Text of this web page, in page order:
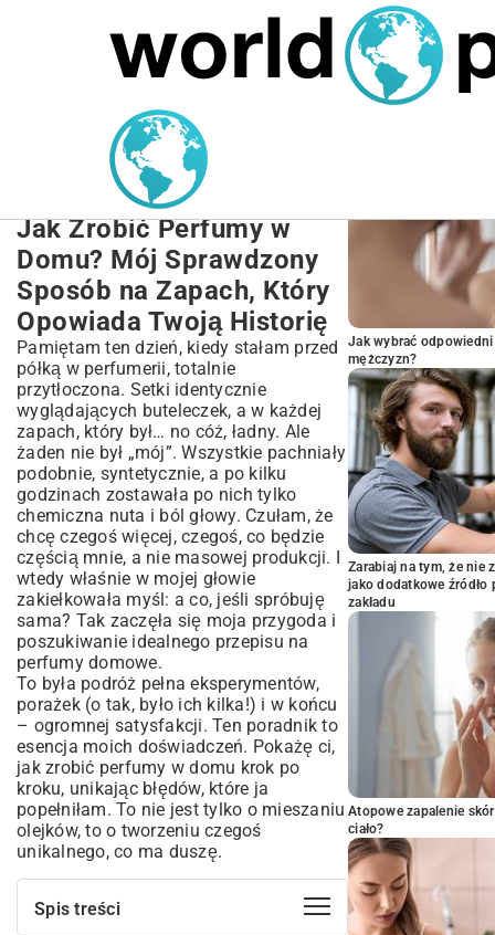
MARIUSZ ŁAMAGA 27.09.2025
Przepis na Perfumy
Domowe: Stwórz Swój
Naturalny Zapach DIY
Jak Zrobić Perfumy w
Domu? Mój Sprawdzony
Sposób na Zapach, Który
Opowiada Twoją Historię
Pamiętam ten dzień, kiedy stałam przed
półką w perfumerii, totalnie
przytłoczona. Setki identycznie
wyglądających buteleczek, a w każdej
zapach, który był… no cóż, ładny. Ale
żaden nie był „mój”. Wszystkie pachniały
podobnie, syntetycznie, a po kilku
godzinach zostawała po nich tylko
chemiczna nuta i ból głowy. Czułam, że
chcę czegoś więcej, czegoś, co będzie
częścią mnie, a nie masowej produkcji. I
wtedy właśnie w mojej głowie
zakiełkowała myśl: a co, jeśli spróbuję
sama? Tak zaczęła się moja przygoda i
poszukiwanie idealnego przepisu na
perfumy domowe.
To była podróż pełna eksperymentów,
porażek (o tak, było ich kilka!) i w końcu
– ogromnej satysfakcji. Ten poradnik to
esencja moich doświadczeń. Pokażę ci,
jak zrobić perfumy w domu krok po
kroku, unikając błędów, które ja
popełniłam. To nie jest tylko o mieszaniu
olejków, to o tworzeniu czegoś
unikalnego, co ma duszę.
Spis treści
Jak wybrać
mężczyzn?
Zarabiaj na tym, że nie
jako dodatkowe
zakładu
Atopowe zapalenie
ciało?